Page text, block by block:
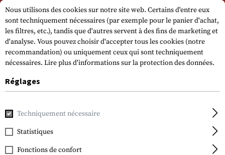
Veuillez noter que les délais de livraison peuvent varier en raison d'un jour
férié sur 15.08.2026.
Marques CRKT
FILTRE
Nous utilisons des cookies sur notre site web. Certains d'entre eux
sont techniquement nécessaires (par exemple pour le panier d'achat,
les filtres, etc.), tandis que d'autres servent à des fins de marketing et
d'analyse. Vous pouvez choisir d'accepter tous les cookies (notre
recommandation) ou uniquement ceux qui sont techniquement
nécessaires. Lire plus d'informations sur la protection des données.
Réglages
Techniquement nécessaire
Statistiques
Fonctions de confort